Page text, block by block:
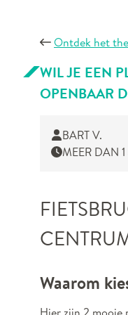
Ontdek het
WIL JE EEN
OPENBAAR
BART V.
MEER DAN
Waarom